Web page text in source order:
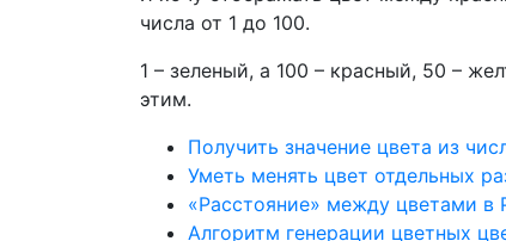
числа от 1 до 100.
1 – зеленый, а 100 – красный, 50 –
этим.
Получить значение цвета из
Уметь менять цвет отдельных
«Расстояние» между цветами в
Алгоритм генерации цветных